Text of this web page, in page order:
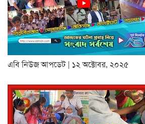
এবি নিউজ আপডেট | ১২ অক্টোবর, ২০২৫